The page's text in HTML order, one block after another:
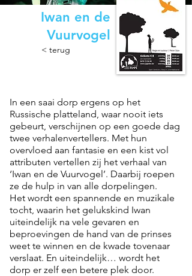
Iwan en de
Vuurvogel
< terug
In een saai dorp ergens op het
Russische platteland, waar nooit iets
gebeurt, verschijnen op een goede dag
twee verhalenvertellers. Met hun
overvloed aan fantasie en een kist vol
attributen vertellen zij het verhaal van
‘Iwan en de Vuurvogel’. Daarbij roepen
ze de hulp in van alle dorpelingen.
Het wordt een spannende en muzikale
tocht, waarin het gelukskind Iwan
uiteindelijk na vele gevaren en
beproevingen de hand van de prinses
weet te winnen en de kwade tovenaar
verslaat. En uiteindelijk… wordt het
dorp er zelf een betere plek door.